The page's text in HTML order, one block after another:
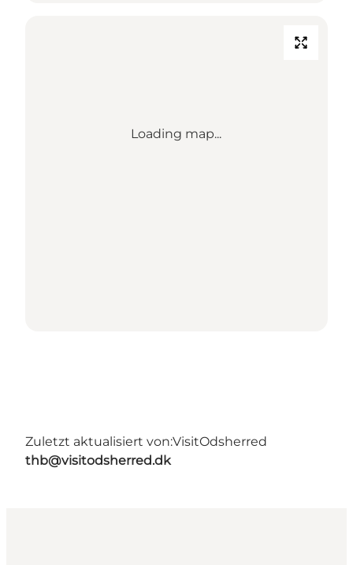
Loading map...
Zuletzt aktualisiert von:VisitOdsherred
thb@visitodsherred.dk